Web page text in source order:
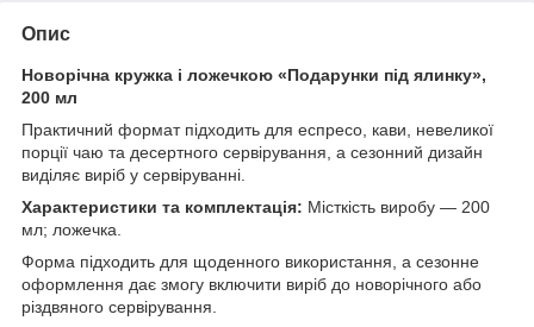
Опис
Новорічна кружка і ложечкою «Подарунки під ялинку»,
200 мл
Практичний формат підходить для еспресо, кави, невеликої
порції чаю та десертного сервірування, а сезонний дизайн
виділяє виріб у сервіруванні.
Характеристики та комплектація: Місткість виробу — 200
мл; ложечка.
Форма підходить для щоденного використання, а сезонне
оформлення дає змогу включити виріб до новорічного або
різдвяного сервірування.